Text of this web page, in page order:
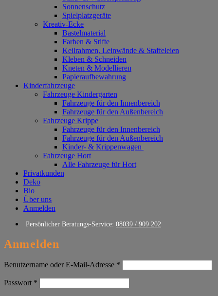
Sonnenschutz
Spielplatzgeräte
Kreativ-Ecke
Bastelmaterial
Farben & Stifte
Keilrahmen, Leinwände & Staffeleien
Kleben & Schneiden
Kneten & Modellieren
Papieraufbewahrung
Kinderfahrzeuge
Fahrzeuge Kindergarten
Fahrzeuge für den Innenbereich
Fahrzeuge für den Außenbereich
Fahrzeuge Krippe
Fahrzeuge für den Innenbereich
Fahrzeuge für den Außenbereich
Kinder- & Krippenwagen
Fahrzeuge Hort
Alle Fahrzeuge für Hort
Privatkunden
Deko
Bio
Über uns
Anmelden
Persönlicher Beratungs-Service: 08039 / 909 202
Anmelden
Benutzername oder E-Mail-Adresse *
Passwort *